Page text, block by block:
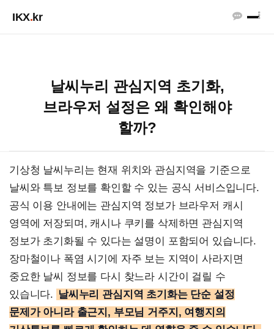
IKX.kr
날씨누리 관심지역 초기화,
브라우저 설정은 왜 확인해야
할까?
기상청 날씨누리는 현재 위치와 관심지역을 기준으로
날씨와 특보 정보를 확인할 수 있는 공식 서비스입니다.
공식 이용 안내에는 관심지역 정보가 브라우저 캐시
영역에 저장되며, 캐시나 쿠키를 삭제하면 관심지역
정보가 초기화될 수 있다는 설명이 포함되어 있습니다.
장마철이나 폭염 시기에 자주 보는 지역이 사라지면
중요한 날씨 정보를 다시 찾느라 시간이 걸릴 수
있습니다. 날씨누리 관심지역 초기화는 단순 설정
문제가 아니라 출근지, 부모님 거주지, 여행지의